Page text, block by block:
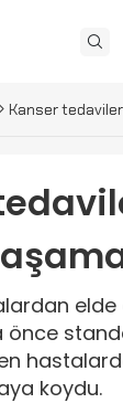
Kanser
önce
koydu.